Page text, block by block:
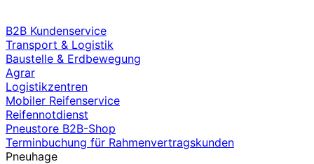
B2B Kundenservice
Transport & Logistik
Baustelle & Erdbewegung
Agrar
Logistikzentren
Mobiler Reifenservice
Reifennotdienst
Pneustore B2B-Shop
Terminbuchung für Rahmenvertragskunden
Pneuhage